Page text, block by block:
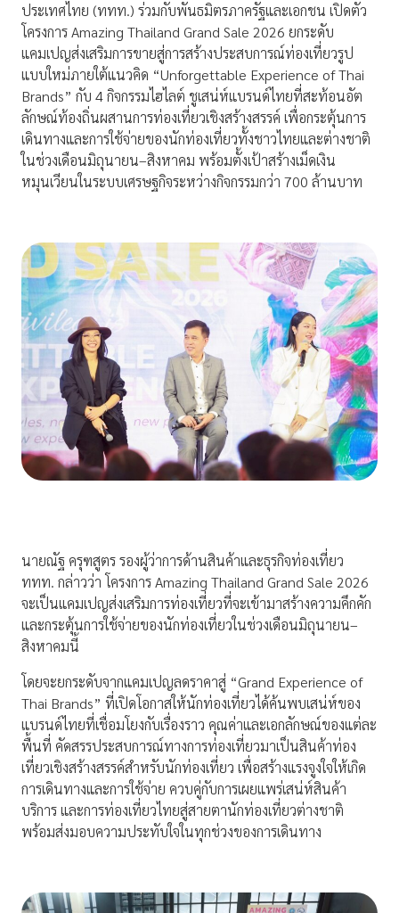
ประเทศไทย (ททท.) ร่วมกับพันธมิตรภาครัฐและเอกชน เปิดตัว
โครงการ Amazing Thailand Grand Sale 2026 ยกระดับ
แคมเปญส่งเสริมการขายสู่การสร้างประสบการณ์ท่องเที่ยวรูป
แบบใหม่ภายใต้แนวคิด “Unforgettable Experience of Thai
Brands” กับ 4 กิจกรรมไฮไลต์ ชูเสน่ห์แบรนด์ไทยที่สะท้อนอัต
ลักษณ์ท้องถิ่นผสานการท่องเที่ยวเชิงสร้างสรรค์ เพื่อกระตุ้นการ
เดินทางและการใช้จ่ายของนักท่องเที่ยวทั้งชาวไทยและต่างชาติ
ในช่วงเดือนมิถุนายน–สิงหาคม พร้อมตั้งเป้าสร้างเม็ดเงิน
หมุนเวียนในระบบเศรษฐกิจระหว่างกิจกรรมกว่า 700 ล้านบาท
นายณัฐ ครุฑสูตร รองผู้ว่าการด้านสินค้าและธุรกิจท่องเที่ยว
ททท. กล่าวว่า โครงการ Amazing Thailand Grand Sale 2026
จะเป็นแคมเปญส่งเสริมการท่องเที่ยวที่จะเข้ามาสร้างความคึกคัก
และกระตุ้นการใช้จ่ายของนักท่องเที่ยวในช่วงเดือนมิถุนายน–
สิงหาคมนี้
โดยจะยกระดับจากแคมเปญลดราคาสู่ “Grand Experience of
Thai Brands” ที่เปิดโอกาสให้นักท่องเที่ยวได้ค้นพบเสน่ห์ของ
แบรนด์ไทยที่เชื่อมโยงกับเรื่องราว คุณค่าและเอกลักษณ์ของแต่ละ
พื้นที่ คัดสรรประสบการณ์ทางการท่องเที่ยวมาเป็นสินค้าท่อง
เที่ยวเชิงสร้างสรรค์สำหรับนักท่องเที่ยว เพื่อสร้างแรงจูงใจให้เกิด
การเดินทางและการใช้จ่าย ควบคู่กับการเผยแพร่เสน่ห์สินค้า
บริการ และการท่องเที่ยวไทยสู่สายตานักท่องเที่ยวต่างชาติ
พร้อมส่งมอบความประทับใจในทุกช่วงของการเดินทาง